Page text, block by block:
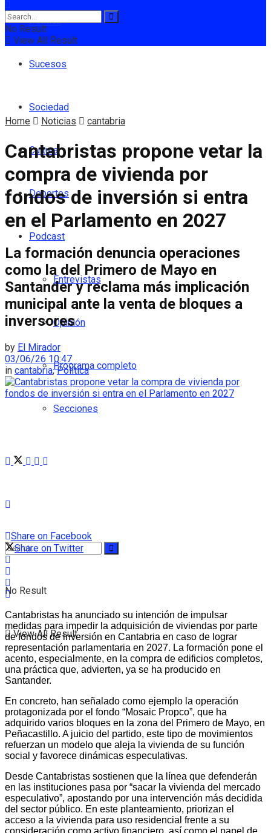
Política
Sucesos
Sociedad
Cultura
Deportes
Podcast
Entrevistas
Opinión
Programa completo
Secciones
No Result
View All Result
No Result
View All Result
Home Noticias cantabria
Cantabristas propone vetar la
compra de vivienda por
fondos de inversión si entra
en el Parlamento en 2027
La formación denuncia operaciones
como la del Primero de Mayo en
Santander y reclama más implicación
municipal ante la venta de bloques a
inversores
by El Mirador
03/06/26 10:47
in cantabria,Política
Share on Facebook
Share on Twitter
Cantabristas ha anunciado su intención de impulsar
medidas para impedir la adquisición de viviendas por parte
de fondos de inversión en Cantabria en caso de lograr
representación parlamentaria en 2027. La formación pone el
acento, especialmente, en la compra de edificios completos,
una práctica que, advierten, ya se ha producido en
Santander.
En concreto, han señalado como ejemplo la operación
protagonizada por el fondo “Mosaic Propco”, que ha
adquirido varios bloques en la zona del Primero de Mayo, en
Peñacastillo. A juicio del partido, este tipo de movimientos
refuerzan un modelo que aleja la vivienda de su función
social y favorece dinámicas especulativas.
Desde Cantabristas sostienen que la línea que defenderán
en las instituciones pasa por “sacar la vivienda del mercado
especulativo”, apostando por una intervención más decidida
del sector público. En este planteamiento, priorizan el
acceso a la vivienda para uso residencial frente a su